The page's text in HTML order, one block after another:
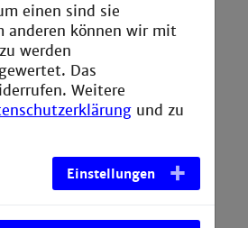
einen sind sie
anderen können wir mit
werden
Das
Weitere
und zu
Einstellungen